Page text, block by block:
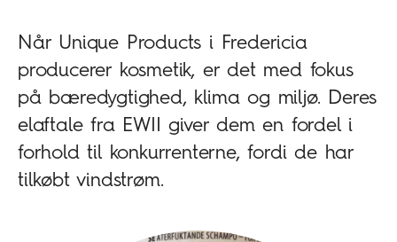
Når Unique Products i Fredericia
producerer kosmetik, er det med fokus
på bæredygtighed, klima og miljø. Deres
elaftale fra EWII giver dem en fordel i
forhold til konkurrenterne, fordi de har
tilkøbt vindstrøm.